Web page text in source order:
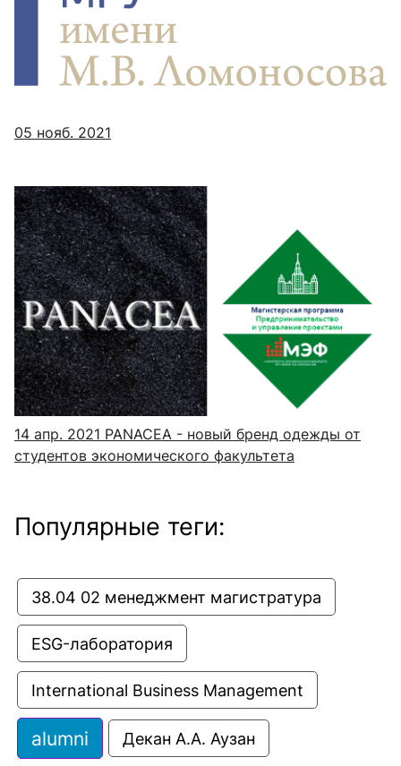
05 нояб. 2021
14 апр. 2021 PANACEA - новый бренд одежды от
студентов экономического факультета
Популярные теги:
38.04 02 менеджмент магистратура
ESG-лаборатория
International Business Management
alumni Декан А.А. Аузан